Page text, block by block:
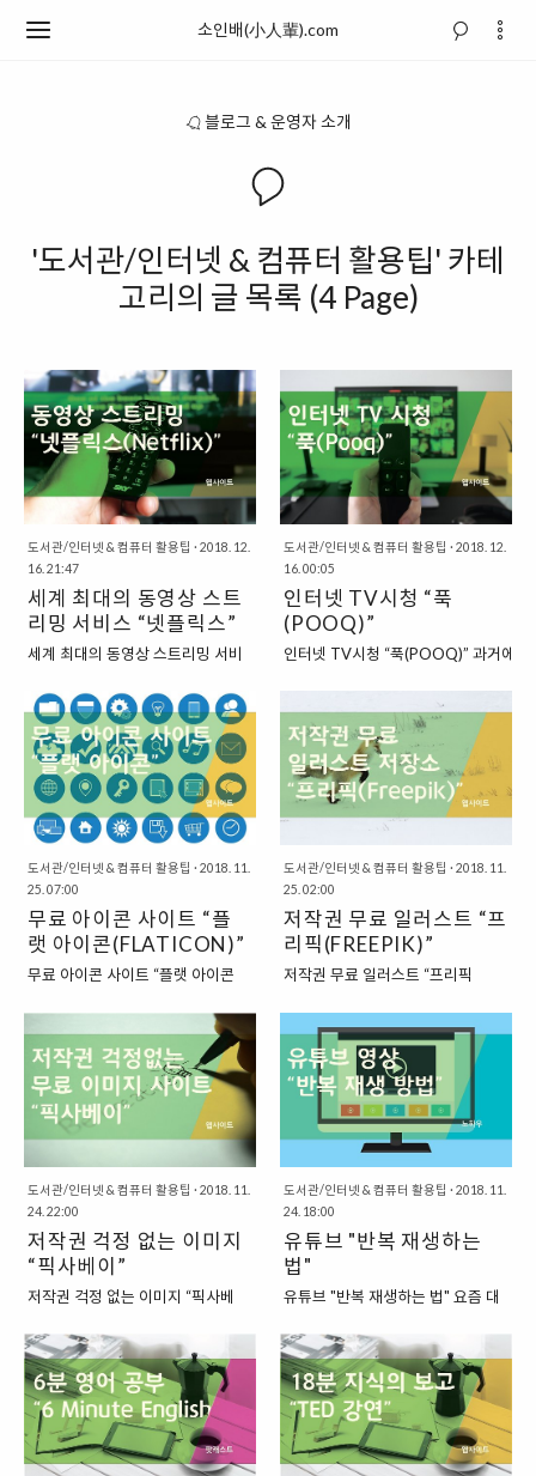
소인배(小人輩).com
블로그 & 운영자 소개
'도서관/인터넷 & 컴퓨터 활용팁' 카테
고리의 글 목록 (4 Page)
도서관/인터넷 & 컴퓨터 활용팁 · 2018. 12.
16. 21:47
세계 최대의 동영상 스트
리밍 서비스 “넷플릭스”
세계 최대의 동영상 스트리밍 서비
는 과거에는 우리나라에서는 다소
생소한 서비스였지만, 이제는 우리
나라에도 많이 알려진 서비스가 되
었습니다. 넷플릭스는 1997년에
미국에서 설립된 회사인데요.
1998년부터 서비스를 시작했습니
다. 처음에는 비디오 대여 사업부터
시작하여. 이후 시대 변화를 거치며
DVD 대여 사업을 거치고, 이제는
온라인 최대 규모의 동영상 스트리
밍 사이트로 발돋움하게 되었지요.
“세계 최대의 엔터테인먼트 회사가
는 이렇게 계속되는 성장을 거듭하
여, 2018년 5월 25일에는 디즈니
의 시가총액을 뛰어넘어 잠깐 동안
세계 최대의 엔터테인먼트 회사가
되었던 적이 있기도 합니다. 물론,
여전히 디즈니는 건재하고, 디즈니..
도서관/인터넷 & 컴퓨터 활용팁 · 2018. 12.
16. 00:05
인터넷 TV시청 “푹
(POOQ)”
인터넷 TV시청 “푹(POOQ)” 과거에
근히 어려웠습니다만, 이제는 인터넷
을 통해서 TV 시청을 쉽게 할 수 있는
시대가 되었습니다. 거의 대부분의 TV
프로그램을 인터넷에서 다시보기로 볼
수 있기도 하고, 심지어는 실시간 방송
을 그대로 시청할 수 있기도 하지요.
볼 수 있는 웹사이트, 푹(POOQ)” 이
렇게 인터넷을 통해서 TV를 볼 수 있
는 웹사이트는 곳곳에 있습니다. KBS
방송의 경우에는 KBS에서 자체적으로
만든 프로그램이면서 웹사이트인 “K
KBS 방송 보기 “K PLAYER” :
http://theuranus.tistory.com/4575
하지만, KBS 외의 다른 방송 채널인 ..
도서관/인터넷 & 컴퓨터 활용팁 · 2018. 11.
25. 07:00
무료 아이콘 사이트 “플
랫 아이콘(FLATICON)”
무료 아이콘 사이트 “플랫 아이콘
보면, 저작권 문제로 민감해질 때가
있습니다. 그래서 이런 경우에는 애
초에 저작권에 저촉이 되지 않도록
저작권이 없는 자료를 이용하는 것
이 좋답니다. 그래서, 특히 이미지를
얻는 경우에 제가 주로 이용하는 사
이트가 두 곳 있습니다. 이미 이전에
소개를 해드렸던 적이 있는 사이트
인데요. 아래와 같습니다. “저작권
무료 이미지를 얻을 수 있는 사이
트” 저작권이 없는 이미지와 일러스
트레이터 이미지를 얻을 수 있는 곳
은 아래와 같습니다. 그중에서 개인
적으로 픽사베이(PIXABAY)의 경우
사진 자료를 더 많이 구할 수 있는
편이고, “프리픽(FREEPIK)”의 경우
에는 일러스트레이터 이미지 파일
을 더 많이 구할 수 있는 편입니다.
픽사베이..
도서관/인터넷 & 컴퓨터 활용팁 · 2018. 11.
25. 02:00
저작권 무료 일러스트 “프
리픽(FREEPIK)”
저작권 무료 일러스트 “프리픽
는 다운로드해서 이용하는 것이 시간
을 절약하는 방법이 됩니다. 물론, 진정
한 아티스트라면, 모든 자료를 직접 만
들어서 사용하면 좋겠지만 시간이 촉
박한 경우라거나, 직접 이 정도의 고퀄
리티 이미지를 만들기 힘든 경우에는
이미 만들어져 있는 자료를 활용하는
것이 도움이 됩니다. “저작권 걱정 없
는 무료 이미지 사이트” 저작권 걱정
없는 무료 이미지를 제공하는 웹사이
트는 몇 곳이 있습니다. 그중에서 제가
이미지 소스를 얻기 위해서 사용하는
곳은 “픽사베이(PIXABAY)”라는 곳이
있는데요. 픽사베이 소개 글 :
http://theuranus.tistory.com/5532
하지만, 픽사베이의 경우에는 ..
도서관/인터넷 & 컴퓨터 활용팁 · 2018. 11.
24. 22:00
저작권 걱정 없는 이미지
“픽사베이”
저작권 걱정 없는 이미지 “픽사베
운영하다 보면, 특정한 이미지 파일
을 필요로 하는 편입니다. 물론, 가
장 좋은 방법은 자신이 직접 찍은 사
진을 활용하는 것이 “저작권”의 위
험에서 벗아날 수 있는 최선의 방법
이라고 할 수 있을 것이지만, 현대
도서관/인터넷 & 컴퓨터 활용팁 · 2018. 11.
24. 18:00
유튜브 "반복 재생하는
법"
유튜브 "반복 재생하는 법" 요즘 대
갈수록 점점 더 커지는 듯합니다. 과
거에 유튜브는 여러 가지 문제가 있
었는데요. 이제는 그런 사소한 문제
점들을 거의 찾아볼 수 없답니다. 간
혹, 유튜브에서 영상을 보다 보면,
같은 영상을 반복해서 보고 싶을 때